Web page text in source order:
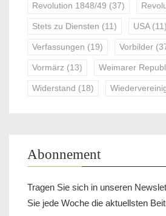
Revolution 1848/49 (37)
Stets zu Diensten (11) USA(11)
Verfassungen (19) Vorbilder
Vormärz (13) Weimarer
Widerstand (18)
Abonnement
Tragen Sie sich in unseren
Sie jede Woche die aktuellsten